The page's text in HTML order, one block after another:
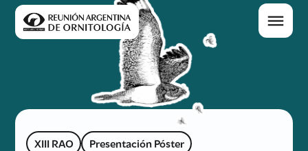
XIII RAO Presentación Póster